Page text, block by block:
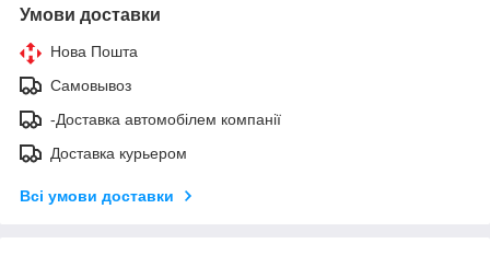
Умови доставки
Нова Пошта
Самовывоз
-Доставка автомобілем компанії
Доставка курьером
Всі умови доставки